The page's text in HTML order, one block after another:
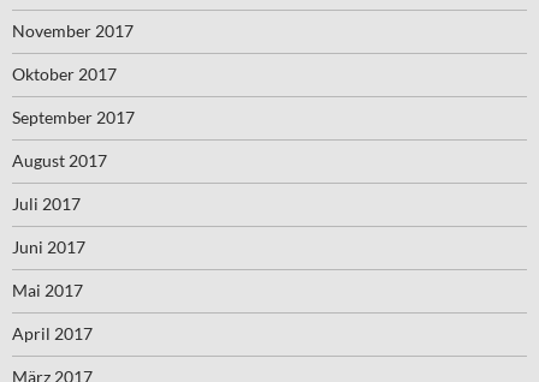
November 2017
Oktober 2017
September 2017
August 2017
Juli 2017
Juni 2017
Mai 2017
April 2017
März 2017